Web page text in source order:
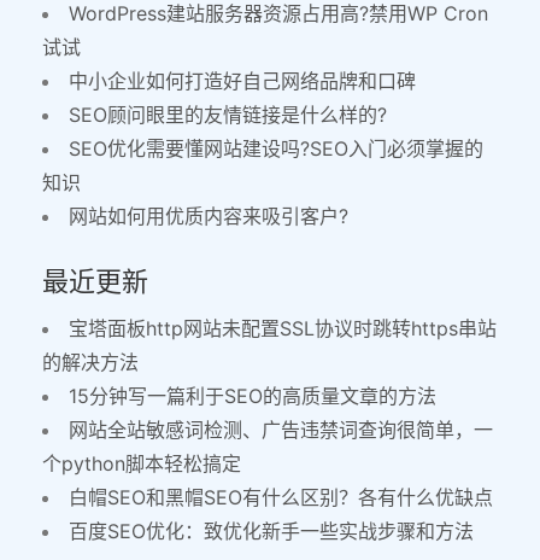
WordPress建站服务器资源占用高?禁用WP Cron
试试
中小企业如何打造好自己网络品牌和口碑
SEO顾问眼里的友情链接是什么样的?
SEO优化需要懂网站建设吗?SEO入门必须掌握的
知识
网站如何用优质内容来吸引客户?
最近更新
宝塔面板http网站未配置SSL协议时跳转https串站
的解决方法
15分钟写一篇利于SEO的高质量文章的方法
网站全站敏感词检测、广告违禁词查询很简单，一
个python脚本轻松搞定
白帽SEO和黑帽SEO有什么区别？各有什么优缺点
百度SEO优化：致优化新手一些实战步骤和方法